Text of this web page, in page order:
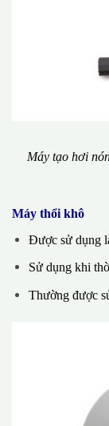
Máy tạo hơi
Máy thổi khô
Được sử dụng
Sử dụng khi
Thường được